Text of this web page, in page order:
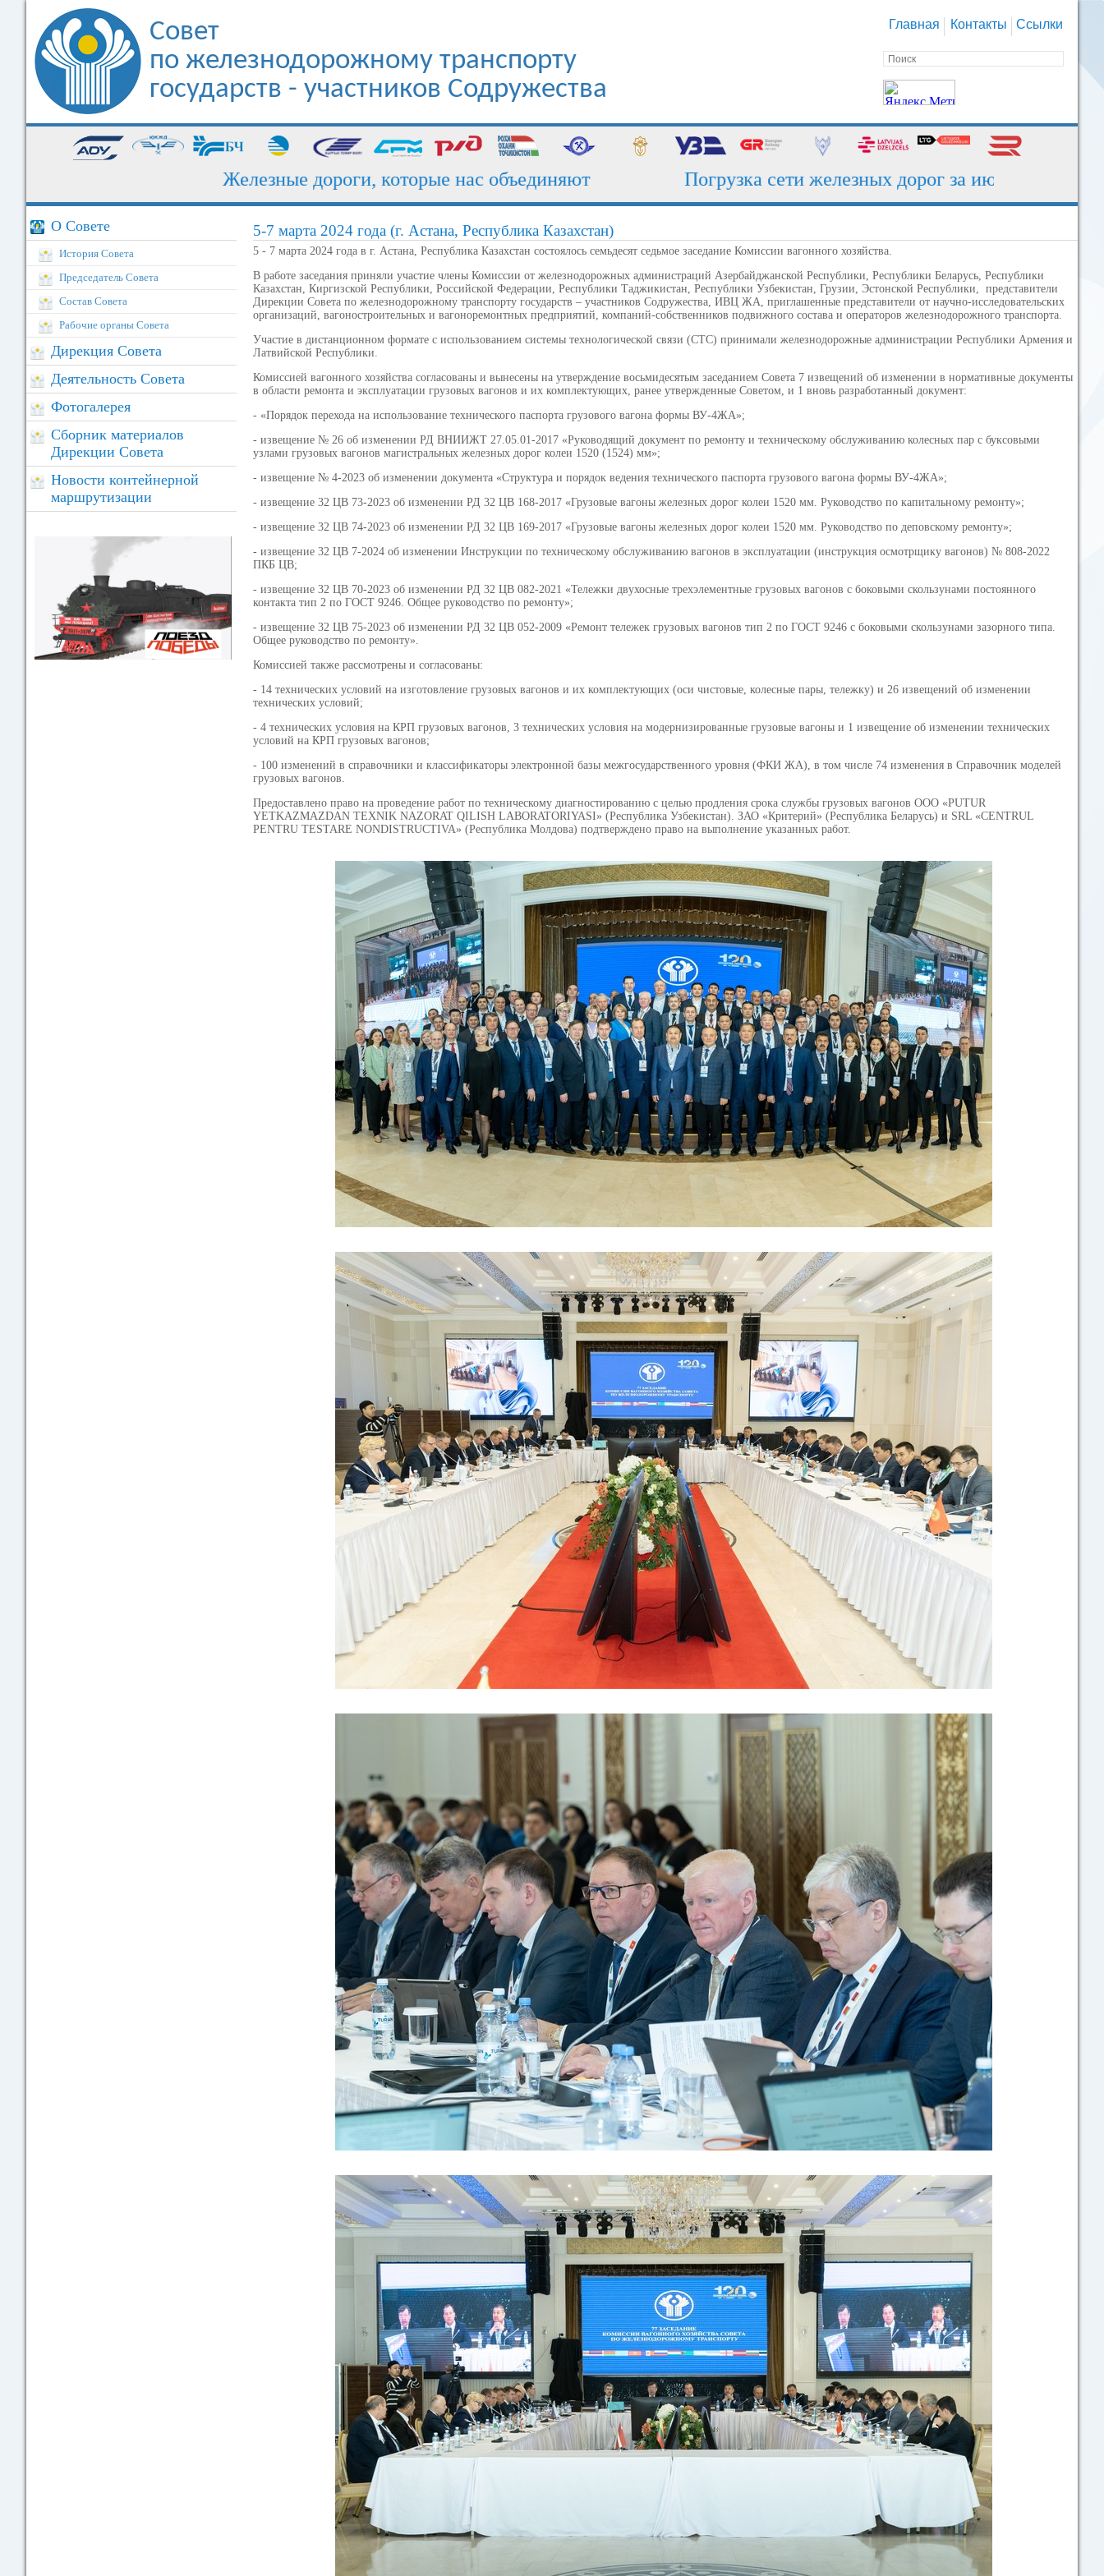
Совет
по железнодорожному транспорту
государств - участников Содружества
Главная Контакты Ссылки
Железные дороги, которые нас объединяют Погрузка сети железных дорог за июль - 130,7 млн тонн
О Совете
История Совета
Председатель Совета
Состав Совета
Рабочие органы Совета
Дирекция Совета
Деятельность Совета
Фотогалерея
Сборник материалов
Дирекции Совета
Новости контейнерной
маршрутизации
5-7 марта 2024 года (г. Астана, Республика Казахстан)
5 - 7 марта 2024 года в г. Астана, Республика Казахстан состоялось семьдесят седьмое заседание Комиссии вагонного хозяйства.
В работе заседания приняли участие члены Комиссии от железнодорожных администраций Азербайджанской Республики, Республики Беларусь, Республики
Казахстан, Киргизской Республики, Российской Федерации, Республики Таджикистан, Республики Узбекистан, Грузии, Эстонской Республики, представители
Дирекции Совета по железнодорожному транспорту государств – участников Содружества, ИВЦ ЖА, приглашенные представители от научно-исследовательских
организаций, вагоностроительных и вагоноремонтных предприятий, компаний-собственников подвижного состава и операторов железнодорожного транспорта.
Участие в дистанционном формате с использованием системы технологической связи (СТС) принимали железнодорожные администрации Республики Армения и
Латвийской Республики.
Комиссией вагонного хозяйства согласованы и вынесены на утверждение восьмидесятым заседанием Совета 7 извещений об изменении в нормативные документы
в области ремонта и эксплуатации грузовых вагонов и их комплектующих, ранее утвержденные Советом, и 1 вновь разработанный документ:
- «Порядок перехода на использование технического паспорта грузового вагона формы ВУ-4ЖА»;
- извещение № 26 об изменении РД ВНИИЖТ 27.05.01-2017 «Руководящий документ по ремонту и техническому обслуживанию колесных пар с буксовыми
узлами грузовых вагонов магистральных железных дорог колеи 1520 (1524) мм»;
- извещение № 4-2023 об изменении документа «Структура и порядок ведения технического паспорта грузового вагона формы ВУ-4ЖА»;
- извещение 32 ЦВ 73-2023 об изменении РД 32 ЦВ 168-2017 «Грузовые вагоны железных дорог колеи 1520 мм. Руководство по капитальному ремонту»;
- извещение 32 ЦВ 74-2023 об изменении РД 32 ЦВ 169-2017 «Грузовые вагоны железных дорог колеи 1520 мм. Руководство по деповскому ремонту»;
- извещение 32 ЦВ 7-2024 об изменении Инструкции по техническому обслуживанию вагонов в эксплуатации (инструкция осмотрщику вагонов) № 808-2022
ПКБ ЦВ;
- извещение 32 ЦВ 70-2023 об изменении РД 32 ЦВ 082-2021 «Тележки двухосные трехэлементные грузовых вагонов с боковыми скользунами постоянного
контакта тип 2 по ГОСТ 9246. Общее руководство по ремонту»;
- извещение 32 ЦВ 75-2023 об изменении РД 32 ЦВ 052-2009 «Ремонт тележек грузовых вагонов тип 2 по ГОСТ 9246 с боковыми скользунами зазорного типа.
Общее руководство по ремонту».
Комиссией также рассмотрены и согласованы:
- 14 технических условий на изготовление грузовых вагонов и их комплектующих (оси чистовые, колесные пары, тележку) и 26 извещений об изменении
технических условий;
- 4 технических условия на КРП грузовых вагонов, 3 технических условия на модернизированные грузовые вагоны и 1 извещение об изменении технических
условий на КРП грузовых вагонов;
- 100 изменений в справочники и классификаторы электронной базы межгосударственного уровня (ФКИ ЖА), в том числе 74 изменения в Справочник моделей
грузовых вагонов.
Предоставлено право на проведение работ по техническому диагностированию с целью продления срока службы грузовых вагонов ООО «PUTUR
YETKAZMAZDAN TEXNIK NAZORAT QILISH LABORATORIYASI» (Республика Узбекистан). ЗАО «Критерий» (Республика Беларусь) и SRL «CENTRUL
PENTRU TESTARE NONDISTRUCTIVA» (Республика Молдова) подтверждено право на выполнение указанных работ.